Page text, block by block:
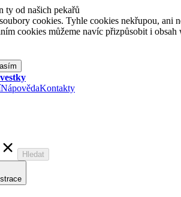
ty od našich pekařů
cookies. Tyhle cookies nekřupou, ani
cookies můžeme navíc přizpůsobit i
NápovědaKontakty
Hledat